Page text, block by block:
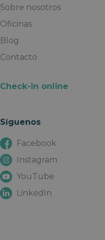
Sobre nosotros
Oficinas
Blog
Contacto
Check-in online
Síguenos
Facebook
Instagram
YouTube
LinkedIn